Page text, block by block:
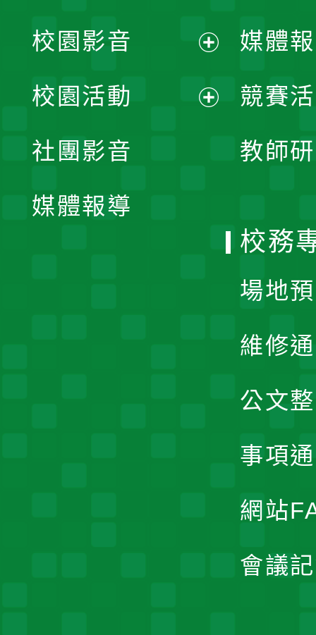
媒體
競賽
教師
校園影音
開
校園活動
社團影音
媒體報導
校務
場地
維修
公文
事項
網站
會議